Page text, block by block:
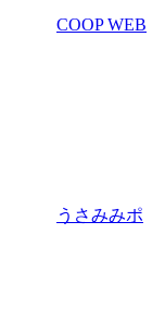
COOP WEB
うさみみポ